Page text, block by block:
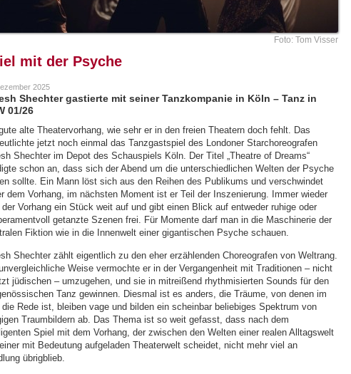
Foto: Tom Visser
mit der Psyche
2025
Shechter gastierte mit seiner Tanzkompanie in Köln – Tanz in
01/26
alte Theatervorhang, wie sehr er in den freien Theatern doch fehlt. Das
jetzt noch einmal das Tanzgastspiel des Londoner Starchoreografen
Shechter im Depot des Schauspiels Köln. Der Titel „Theatre of Dreams“
schon an, dass sich der Abend um die unterschiedlichen Welten der Psyche
sollte. Ein Mann löst sich aus den Reihen des Publikums und verschwindet
dem Vorhang, im nächsten Moment ist er Teil der Inszenierung. Immer wieder
der Vorhang ein Stück weit auf und gibt einen Blick auf entweder ruhige oder
getanzte Szenen frei. Für Momente darf man in die Maschinerie der
Fiktion wie in die Innenwelt einer gigantischen Psyche schauen.
Shechter zählt eigentlich zu den eher erzählenden Choreografen von Weltrang.
Weise vermochte er in der Vergangenheit mit Traditionen – nicht
jüdischen – umzugehen, und sie in mitreißend rhythmisierten Sounds für den
Tanz gewinnen. Diesmal ist es anders, die Träume, von denen im
Rede ist, bleiben vage und bilden ein scheinbar beliebiges Spektrum von
Traumbildern ab. Das Thema ist so weit gefasst, dass nach dem
Spiel mit dem Vorhang, der zwischen den Welten einer realen Alltagswelt
mit Bedeutung aufgeladen Theaterwelt scheidet, nicht mehr viel an
übrigblieb.